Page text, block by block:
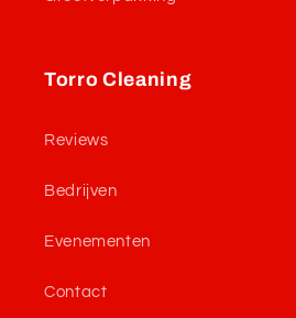
Torro Cleaning
Reviews
Bedrijven
Evenementen
Contact